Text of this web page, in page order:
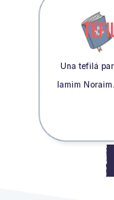
Una tefilá
Iamim